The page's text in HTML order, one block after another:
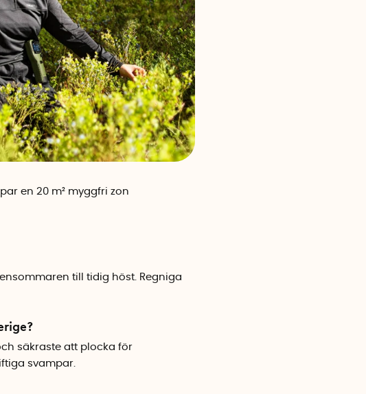
en 20 m² myggfri zon
till tidig höst. Regniga
säkraste att plocka för
svampar.